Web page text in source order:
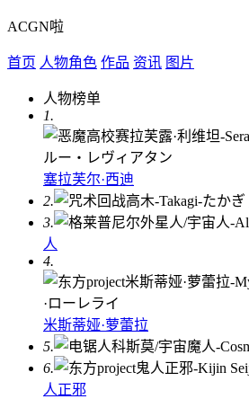
ACGN啦
首页 人物角色 作品 资讯 图片
人物榜单
1.
塞拉芙尔·西迪
2.
3.
人
4.
米斯蒂娅·萝蕾拉
5.
6.
人正邪